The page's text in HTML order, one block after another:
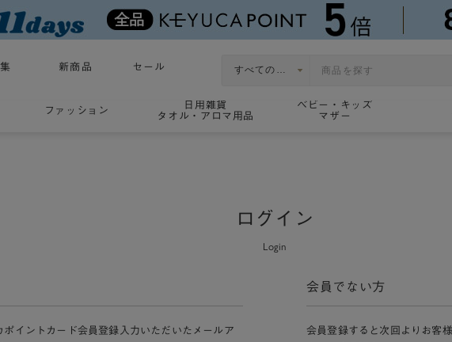
新商品 セール
ファッション
日用雑貨
タオル・アロマ用品
ベビー・キッズ
マザー
ログイン
Login
イントカード会員登録入力いただいたメールア
会員でない方
会員登録すると次回よりお客